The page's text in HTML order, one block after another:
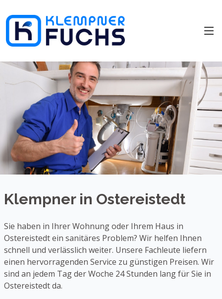
Klempner in Ostereistedt
Sie haben in Ihrer Wohnung oder Ihrem Haus in
Ostereistedt ein sanitäres Problem? Wir helfen Ihnen
schnell und verlässlich weiter. Unsere Fachleute liefern
einen hervorragenden Service zu günstigen Preisen. Wir
sind an jedem Tag der Woche 24 Stunden lang für Sie in
Ostereistedt da.